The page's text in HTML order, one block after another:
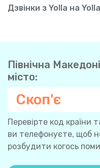
Дзвінки з Yolla на
Північна
місто:
Скоп'є
Перевірте код країни
ви телефонуєте, щоб
розбудити когось